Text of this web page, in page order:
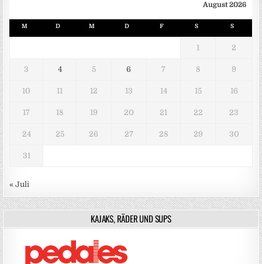
August 2026
M D M D F S S
1 2
3 4 5 6 7 8 9
10 11 12 13 14 15 16
17 18 19 20 21 22 23
24 25 26 27 28 29 30
31
« Juli
KAJAKS, RÄDER UND SUPS